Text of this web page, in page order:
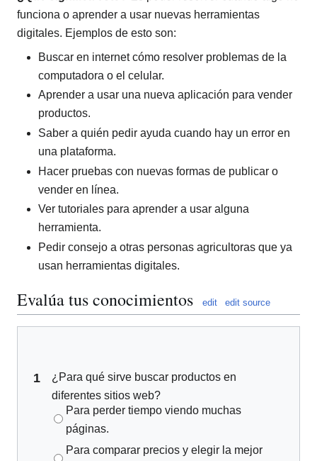
funciona o aprender a usar nuevas herramientas
digitales. Ejemplos de esto son:
Buscar en internet cómo resolver problemas de la
computadora o el celular.
Aprender a usar una nueva aplicación para vender
productos.
Saber a quién pedir ayuda cuando hay un error en
una plataforma.
Hacer pruebas con nuevas formas de publicar o
vender en línea.
Ver tutoriales para aprender a usar alguna
herramienta.
Pedir consejo a otras personas agricultoras que ya
usan herramientas digitales.
Evalúa tus conocimientos edit edit source
1
¿Para qué sirve buscar productos en
diferentes sitios web?
Para perder tiempo viendo muchas
páginas.
Para comparar precios y elegir la mejor